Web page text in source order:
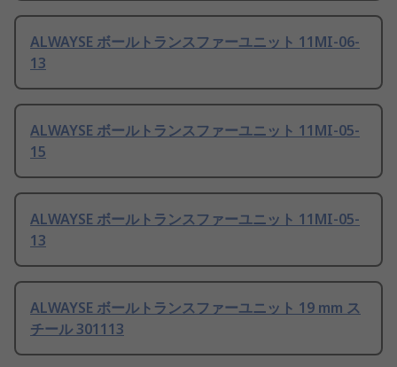
ALWAYSE ボールトランスファーユニット 11MI-06-
13
ALWAYSE ボールトランスファーユニット 11MI-05-
15
ALWAYSE ボールトランスファーユニット 11MI-05-
13
ALWAYSE ボールトランスファーユニット 19 mm ス
チール 301113